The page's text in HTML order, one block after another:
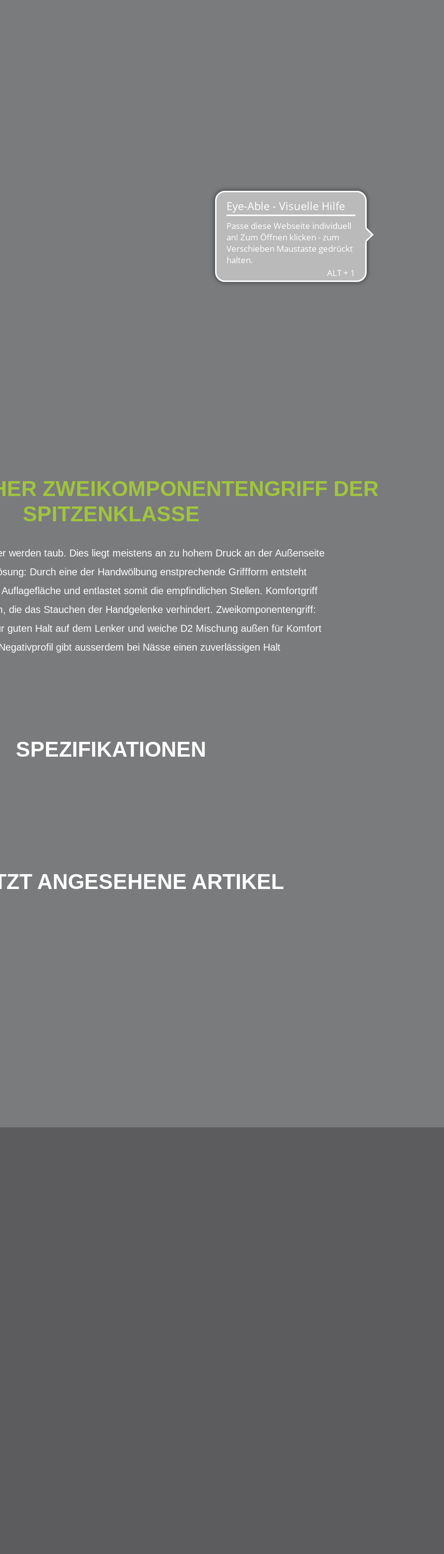
ZWEIKOMPONENTENGRIFF DER
SPITZENKLASSE
werden taub. Dies liegt meistens an zu hohem Druck an der Außenseite
Durch eine der Handwölbung enstprechende Griffform entsteht
und entlastet somit die empfindlichen Stellen. Komfortgriff
die das Stauchen der Handgelenke verhindert. Zweikomponentengriff:
guten Halt auf dem Lenker und weiche D2 Mischung außen für Komfort
gibt ausserdem bei Nässe einen zuverlässigen Halt
SPEZIFIKATIONEN
ANGESEHENE ARTIKEL